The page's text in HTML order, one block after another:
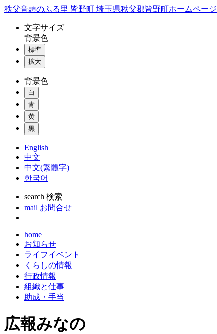
コ
秩父音頭のふる里 皆野町 埼玉県秩父郡皆野町ホームページ
文字サイズ
背景色
標準
拡大
背景色
白
青
黄
黒
English
中文
中文(繁體字)
한국어
search 検索
mail お問合せ
home
お知らせ
ライフイベント
くらしの情報
行政情報
組織と仕事
助成・手当
広報みなの